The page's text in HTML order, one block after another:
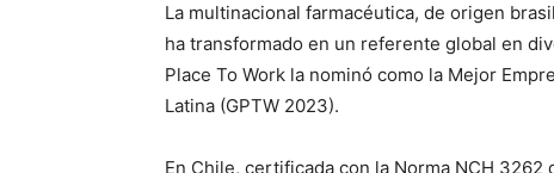
La multinacional farmacéutica, de origen
ha transformado en un referente global en
Place To Work la nominó como la Mejor
Latina (GPTW 2023).
En Chile, certificada con la Norma NCH